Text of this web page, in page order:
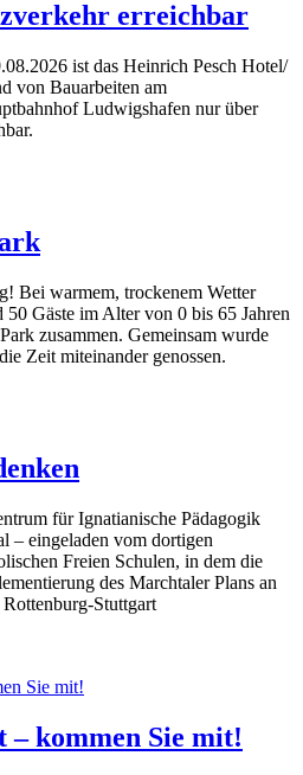
erreichbar
ist das Heinrich Pesch Hotel/
von Bauarbeiten am
Ludwigshafen nur über
Bei warmem, trockenem Wetter
Gäste im Alter von 0 bis 65 Jahren
zusammen. Gemeinsam wurde
Zeit miteinander genossen.
für Ignatianische Pädagogik
– eingeladen vom dortigen
Freien Schulen, in dem die
des Marchtaler Plans an
Stuttgart
kommen Sie mit!